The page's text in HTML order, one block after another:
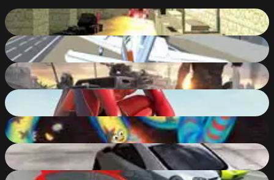
Pixel Warfare
38%
Free Flight Sim
79%
Crossout
74%
Amazing Strange Rope Police - Vice Spider Vegas
90
Wormate.io
81%
Audi TT RS
84
Offroader V6